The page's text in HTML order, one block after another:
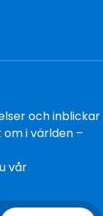
och inblickar
i världen –
vår